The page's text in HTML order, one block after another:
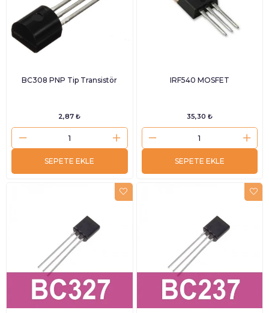
BC308 PNP Tip Transistör
2,87 ₺
SEPETE EKLE
IRF540 MOSFET
35,30 ₺
SEPETE EKLE